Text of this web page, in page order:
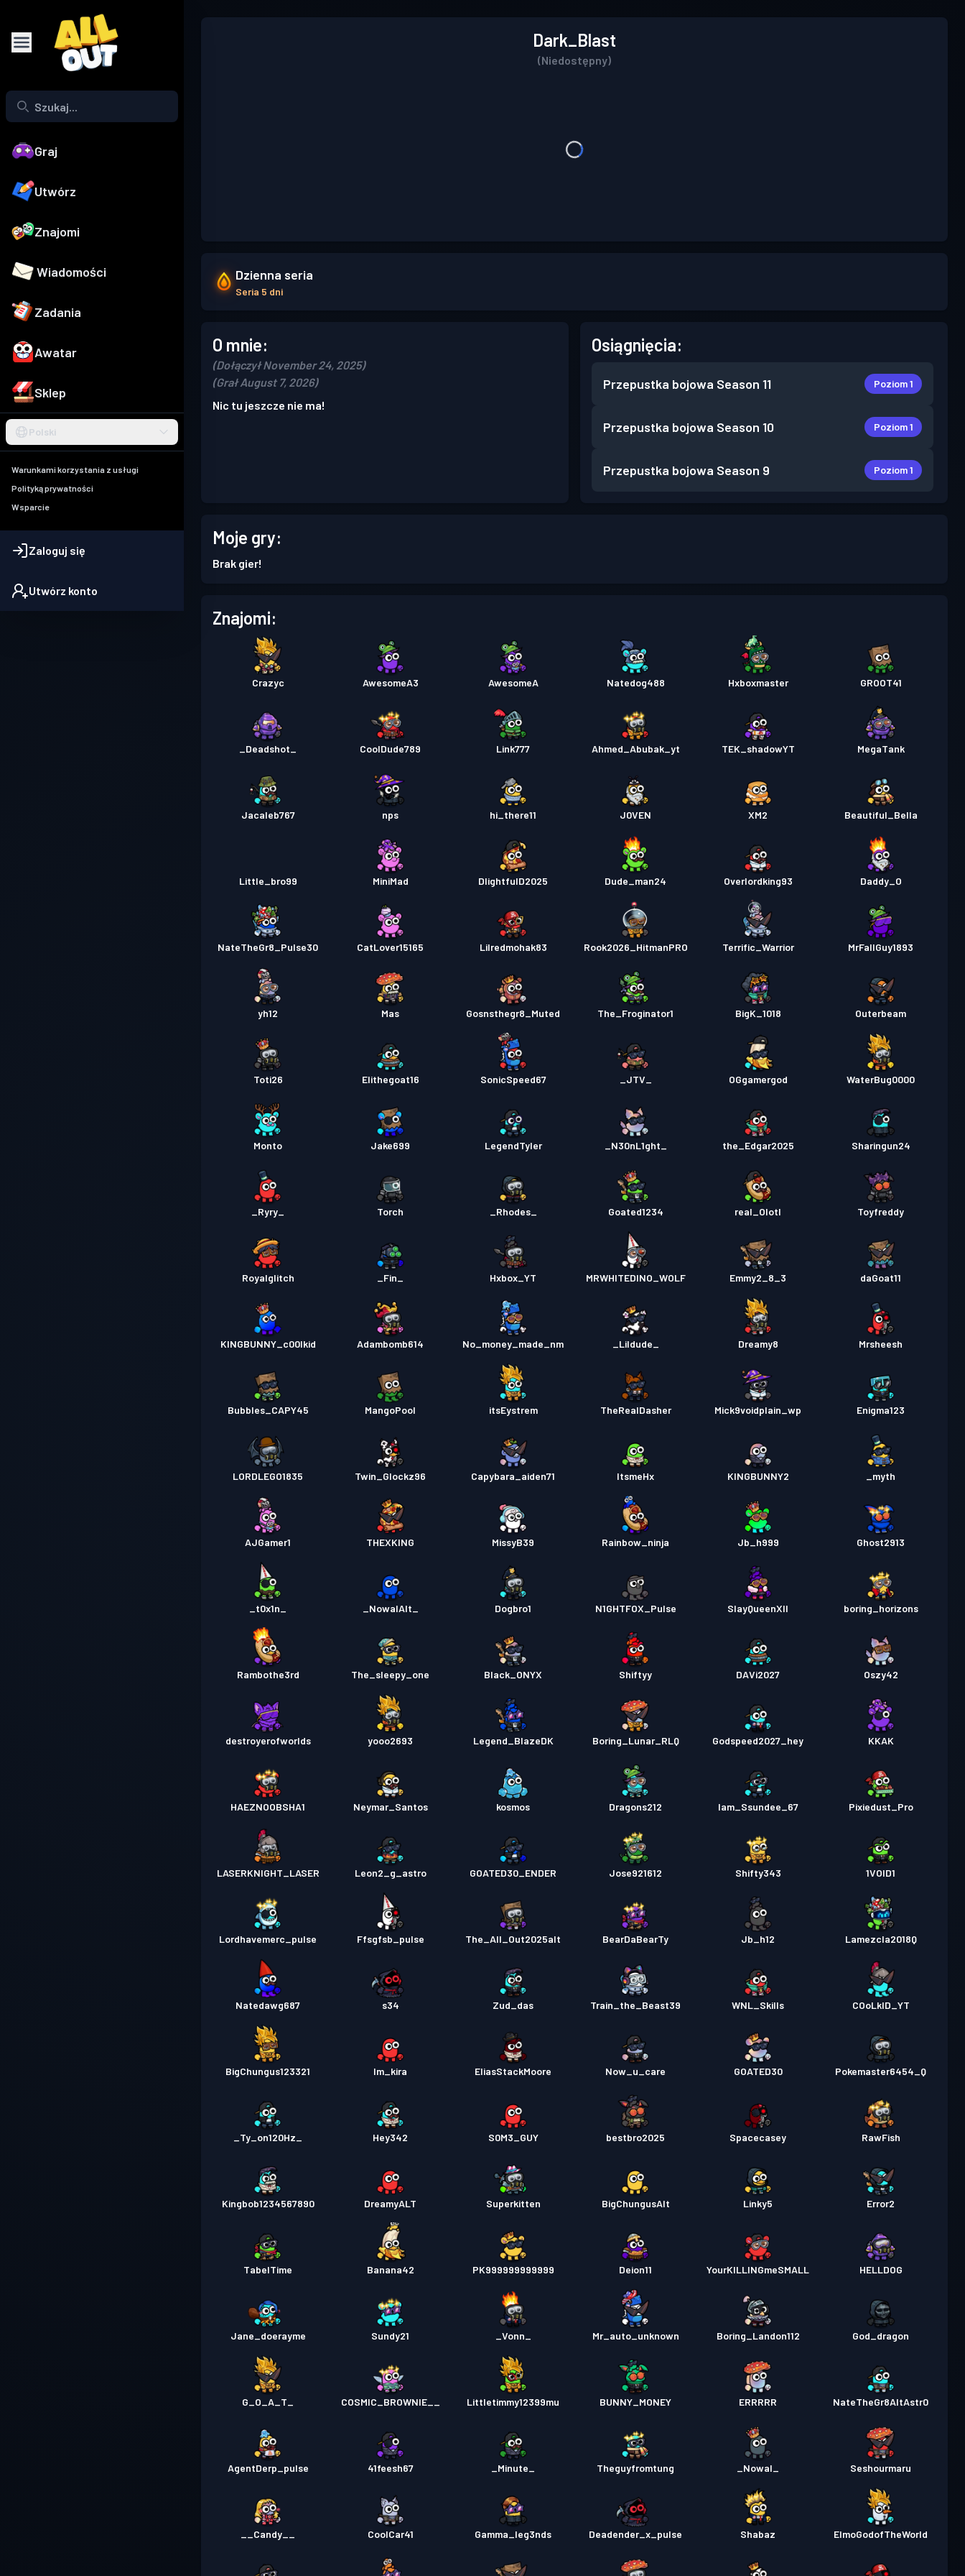
Graj
Utwórz
Znajomi
Wiadomości
Zadania
Awatar
Sklep
Polski
Warunkami korzystania z usługi
Polityką prywatności
Wsparcie
Zaloguj się
Utwórz konto
Dark_Blast
(Niedostępny)
Dzienna seria
Seria 5 dni
O mnie:
(Dołączył November 24, 2025)
(Grał August 7, 2026)
Nic tu jeszcze nie ma!
Osiągnięcia:
Przepustka bojowa Season 11 Poziom 1
Przepustka bojowa Season 10 Poziom 1
Przepustka bojowa Season 9 Poziom 1
Moje gry:
Brak gier!
Znajomi:
Crazyc AwesomeA3 AwesomeA Natedog488 Hxboxmaster GROOT41
_Deadshot_ CoolDude789 Link777 Ahmed_Abubak_yt TEK_shadowYT MegaTank
Jacaleb767 nps hi_there11 J0VEN XM2 Beautiful_Bella
Little_bro99 MiniMad DlightfulD2025 Dude_man24 Overlordking93 Daddy_O
NateTheGr8_Pulse30 CatLover15165 Lilredmohak83 Rook2026_HitmanPRO Terrific_Warrior MrFallGuy1893
yh12 Mas Gosnsthegr8_Muted The_Froginator1 BigK_1018 Outerbeam
Toti26 Elithegoat16 SonicSpeed67 _JTV_ OGgamergod WaterBug0000
Monto Jake699 LegendTyler _N30nL1ght_ the_Edgar2025 Sharingun24
_Ryry_ Torch _Rhodes_ Goated1234 real_Olotl Toyfreddy
Royalglitch _Fin_ Hxbox_YT MRWHITEDINO_WOLF Emmy2_8_3 daGoat11
KINGBUNNY_c00lkid Adambomb614 No_money_made_nm _Lildude_ Dreamy8 Mrsheesh
Bubbles_CAPY45 MangoPool itsEystrem TheRealDasher Mick9voidplain_wp Enigma123
LORDLEGO1835 Twin_Glockz96 Capybara_aiden71 ItsmeHx KINGBUNNY2 _myth
AJGamer1 THEXKING MissyB39 Rainbow_ninja Jb_h999 Ghost2913
_t0x1n_ _NowalAlt_ Dogbro1 N1GHTFOX_Pulse SlayQueenXII boring_horizons
Rambothe3rd The_sleepy_one Black_ONYX Shiftyy DAVi2027 Oszy42
destroyerofworlds yooo2693 Legend_BlazeDK Boring_Lunar_RLQ Godspeed2027_hey KKAK
HAEZNOOBSHA1 Neymar_Santos kosmos Dragons212 Iam_Ssundee_67 Pixiedust_Pro
LASERKNIGHT_LASER Leon2_g_astro GOATED30_ENDER Jose921612 Shifty343 1VOID1
Lordhavemerc_pulse Ffsgfsb_pulse The_All_Out2025alt BearDaBearTy Jb_h12 Lamezcla2018Q
Natedawg687 s34 Zud_das Train_the_Beast39 WNL_Skills COoLkID_YT
BigChungus123321 Im_kira EliasStackMoore Now_u_care GOATED30 Pokemaster6454_Q
_Ty_on120Hz_ Hey342 S0M3_GUY bestbro2025 Spacecasey RawFish
Kingbob1234567890 DreamyALT Superkitten BigChungusAlt Linky5 Error2
TabelTime Banana42 PK999999999999 Deion11 YourKILLINGmeSMALL HELLDOG
Jane_doerayme Sundy21 _Vonn_ Mr_auto_unknown Boring_Landon112 God_dragon
G_O_A_T_ COSMIC_BROWNIE__ Littletimmy12399mu BUNNY_MONEY ERRRRR NateTheGr8AltAstr0
AgentDerp_pulse 41feesh67 _Minute_ Theguyfromtung _Nowal_ Seshourmaru
__Candy__ CoolCar41 Gamma_leg3nds Deadender_x_pulse Shabaz ElmoGodofTheWorld